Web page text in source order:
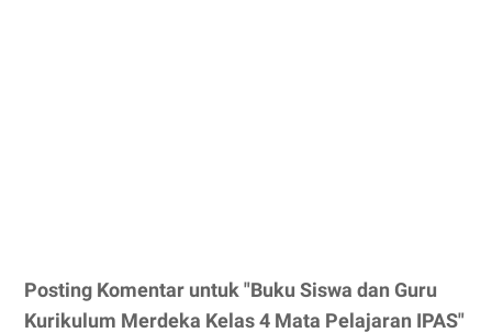
Posting Komentar untuk "Buku Siswa dan Guru
Kurikulum Merdeka Kelas 4 Mata Pelajaran IPAS"